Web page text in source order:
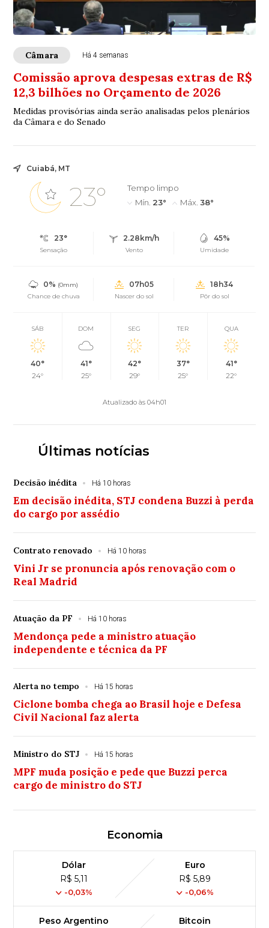
Câmara Há 4 semanas
Comissão aprova despesas extras de R$
12,3 bilhões no Orçamento de 2026
Medidas provisórias ainda serão analisadas pelos plenários
da Câmara e do Senado
Cuiabá, MT
23°
Tempo limpo
Mín. 23° Máx. 38°
23°
Sensação
2.28km/h
Vento
45%
Umidade
0% (0mm)
Chance de chuva
07h05
Nascer do sol
18h34
Pôr do sol
SÁB
40°
24°
DOM
41°
25°
SEG
42°
29°
TER
37°
25°
QUA
41°
22°
Atualizado às 04h01
Últimas notícias
Decisão inédita Há 10 horas
Em decisão inédita, STJ condena Buzzi à perda
do cargo por assédio
Contrato renovado Há 10 horas
Vini Jr se pronuncia após renovação com o
Real Madrid
Atuação da PF Há 10 horas
Mendonça pede a ministro atuação
independente e técnica da PF
Alerta no tempo Há 15 horas
Ciclone bomba chega ao Brasil hoje e Defesa
Civil Nacional faz alerta
Ministro do STJ Há 15 horas
MPF muda posição e pede que Buzzi perca
cargo de ministro do STJ
Economia
Dólar
R$ 5,11
-0,03%
Euro
R$ 5,89
-0,06%
Peso Argentino
Bitcoin